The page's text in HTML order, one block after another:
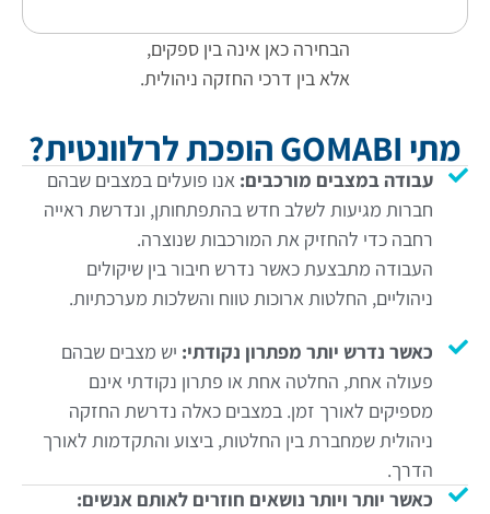
הבחירה כאן אינה בין ספקים,
אלא בין דרכי החזקה ניהולית.
מתי GOMABI הופכת לרלוונטית?
עבודה במצבים מורכבים:אנו פועלים במצבים שבהם
חברות מגיעות לשלב חדש בהתפתחותן, ונדרשת ראייה
רחבה כדי להחזיק את המורכבות שנוצרה.
העבודה מתבצעת כאשר נדרש חיבור בין שיקולים
ניהוליים, החלטות ארוכות טווח והשלכות מערכתיות.
כאשר נדרש יותר מפתרון נקודתי: יש מצבים שבהם
פעולה אחת, החלטה אחת או פתרון נקודתי אינם
מספיקים לאורך זמן. במצבים כאלה נדרשת החזקה
ניהולית שמחברת בין החלטות, ביצוע והתקדמות לאורך
הדרך.
כאשר יותר ויותר נושאים חוזרים לאותם אנשים: